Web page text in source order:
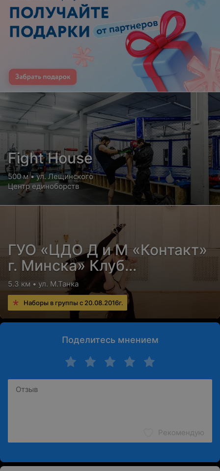
Fight House
500 м • ул. Лещинского
Центр единоборств
ГУО «ЦДО Д и М «Контакт»
г. Минска» Клуб
спортивных танцев «Мэта»
5.3 км • ул. М.Танка
Наборы в группы с 20.08.2016г.
Поделитесь мнением
Рекомендую